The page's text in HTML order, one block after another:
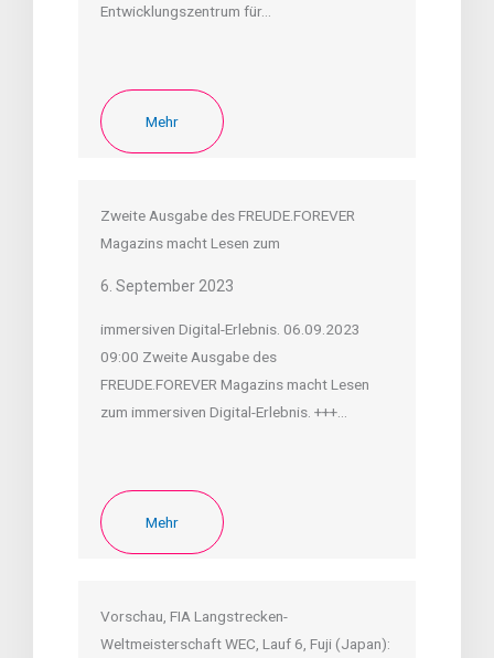
Entwicklungszentrum für…
Mehr
Zweite Ausgabe des FREUDE.FOREVER
Magazins macht Lesen zum
6. September 2023
immersiven Digital-Erlebnis. 06.09.2023
09:00 Zweite Ausgabe des
FREUDE.FOREVER Magazins macht Lesen
zum immersiven Digital-Erlebnis. +++…
Mehr
Vorschau, FIA Langstrecken-
Weltmeisterschaft WEC, Lauf 6, Fuji (Japan):